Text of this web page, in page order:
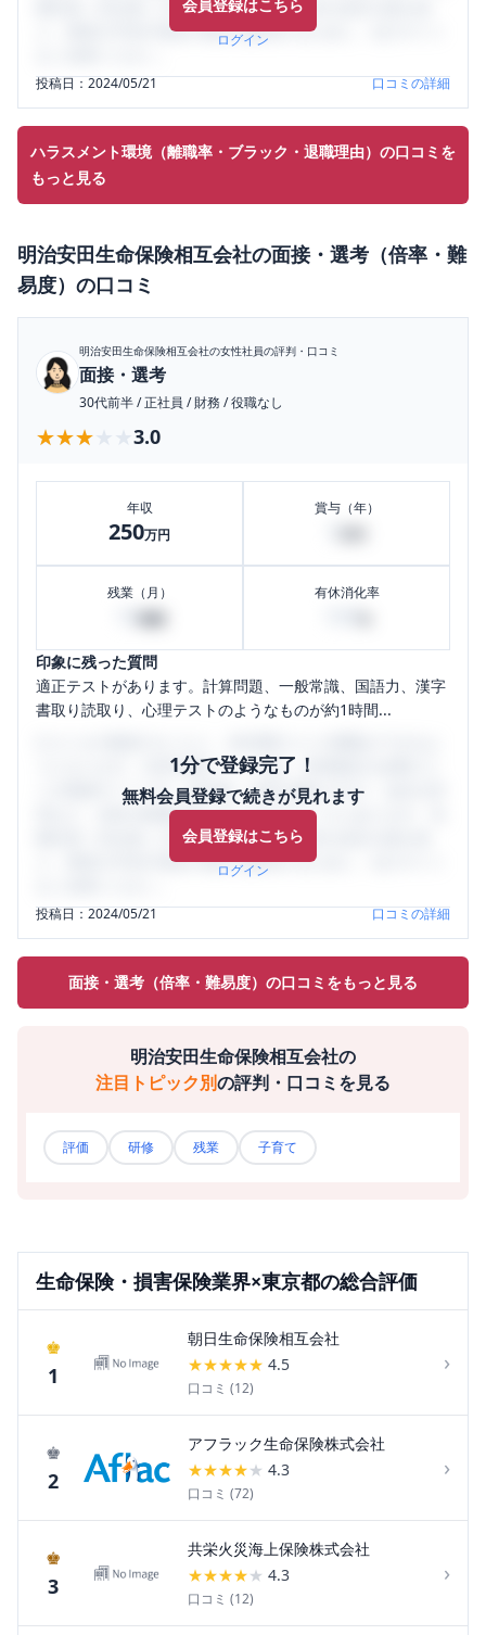
会員登録はこちら
ログイン
輩社員（元社員）の口コミを通して、本当の会社の姿を知
り、将来の不安や現在の悩みを解消するために、ぜひサイト
投稿日：2024/05/21 口コミの詳細
ハラスメント環境（離職率・ブラック・退職理由）の口コミを
もっと見る
明治安田生命保険相互会社の面接・選考（倍率・難
易度） の口コミ
明治安田生命保険相互会社の女性社員の評判・口コミ
面接・選考
30代前半/正社員 /財務 /役職なし
★★★★★
★★★★★ 3.0
年収
250万円
賞与（年）
残業（月） 有休消化率
印象に残った質問
適正テストがあります。計算問題、一般常識、国語力、漢字
書取り読取り、心理テストのようなものが約1時間...
1分で登録完了！
無料会員登録で続きが見れます
会員登録はこちら
ログイン
うになります。SHEHUB(シーハブ)は、女性限定の企業口コ
ミの投稿サイトです。給与面・女性の働きやすさ・会社の評
判など、女性の転職は気にすべき点がたくさんあります。先
輩社員（元社員）の口コミを通して、本当の会社の姿を知
り、将来の不安や現在の悩みを解消するために、ぜひサイト
投稿日：2024/05/21 口コミの詳細
面接・選考（倍率・難易度）の口コミをもっと見る
明治安田生命保険相互会社の
注目トピック別の評判・口コミを見る
評価 研修 残業 子育て
生命保険・損害保険業界×東京都の総合評価
♚
1
朝日生命保険相互会社
★★★★★ 4.5
口コミ (12)
›
♚
2
アフラック生命保険株式会社
★★★★★ 4.3
口コミ (72)
›
♚
3
共栄火災海上保険株式会社
★★★★★ 4.3
口コミ (12)
›